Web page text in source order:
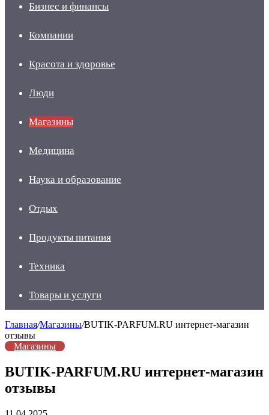
Бизнес и финансы
Компании
Красота и здоровье
Люди
Магазины
Медицина
Наука и образование
Отдых
Продукты питания
Техника
Товары и услуги
Главная/Магазины/BUTIK-PARFUM.RU интернет-магазин
отзывы
Магазины
BUTIK-PARFUM.RU интернет-магазин
отзывы